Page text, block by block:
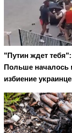
"Путин ждет
Польше началось
избиение